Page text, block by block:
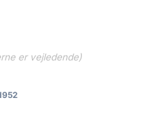
er vejledende)